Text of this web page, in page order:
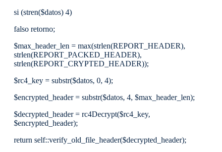
si (stren($datos) 4)
falso retorno;
$max_header_len = max(strlen(REPORT_HEADER),
strlen(REPORT_PACKED_HEADER),
strlen(REPORT_CRYPTED_HEADER));
$rc4_key = substr($datos, 0, 4);
$encrypted_header = substr($datos, 4, $max_header_len);
$decrypted_header = rc4Decrypt($rc4_key,
$encrypted_header);
return self::verify_old_file_header($decrypted_header);